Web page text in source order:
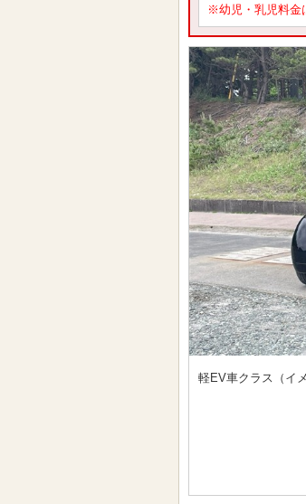
※幼児・乳児料金
軽EV車クラス（イ